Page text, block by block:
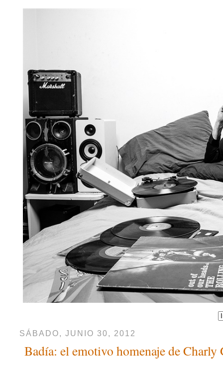
SÁBADO, JUNIO 30, 2012
Badía: el emotivo homenaje de Charly